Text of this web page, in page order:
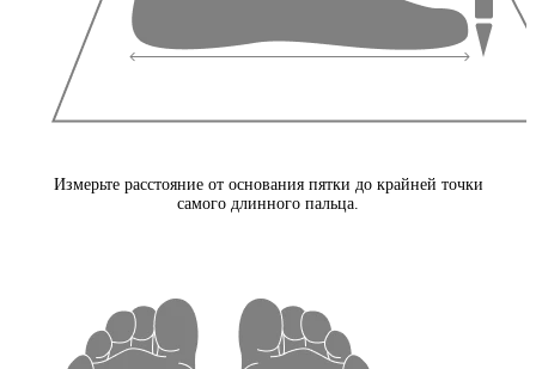
Измерьте расстояние от основания пятки до крайней точки
самого длинного пальца.